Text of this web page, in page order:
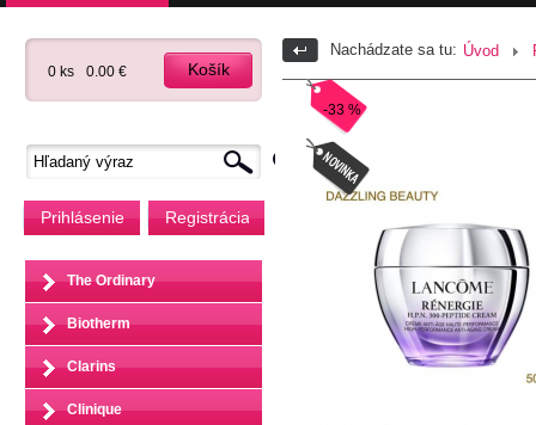
0 ks 0.00 € Košík
Prihlásenie Registrácia
The Ordinary
Biotherm
Clarins
Clinique
Nachádzate sa tu: Úvod
-33 %